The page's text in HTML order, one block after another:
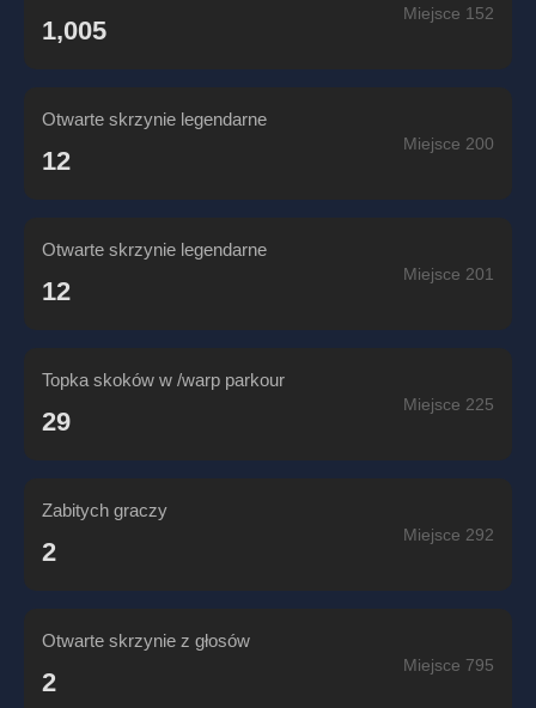
1,005
Miejsce 152
Otwarte skrzynie legendarne
12
Miejsce 200
Otwarte skrzynie legendarne
12
Miejsce 201
Topka skoków w /warp parkour
29
Miejsce 225
Zabitych graczy
2
Miejsce 292
Otwarte skrzynie z głosów
2
Miejsce 795